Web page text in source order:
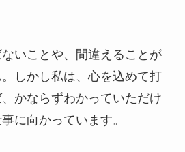
いことや、間違えることが
しかし私は、心を込めて打
かならずわかっていただけ
に向かっています。